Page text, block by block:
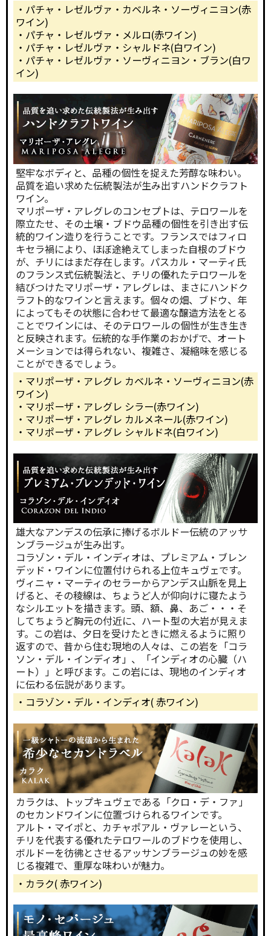
・パチャ・レゼルヴァ・カベルネ・ソーヴィニヨン(赤
ワイン)
・パチャ・レゼルヴァ・メルロ(赤ワイン)
・パチャ・レゼルヴァ・シャルドネ(白ワイン)
・パチャ・レゼルヴァ・ソーヴィニヨン・ブラン(白ワ
イン)
堅牢なボディと、品種の個性を捉えた芳醇な味わい。
品質を追い求めた伝統製法が生み出すハンドクラフト
ワイン。
マリポーザ・アレグレのコンセプトは、テロワールを
際立たせ、その土壌・ブドウ品種の個性を引き出す伝
統的ワイン造りを行うことです。フランスではフィロ
キセラ禍により、ほぼ途絶えてしまった自根のブドウ
が、チリにはまだ存在します。パスカル・マーティ氏
のフランス式伝統製法と、チリの優れたテロワールを
結びつけたマリポーザ・アレグレは、まさにハンドク
ラフト的なワインと言えます。個々の畑、ブドウ、年
によってもその状態に合わせて最適な醸造方法をとる
ことでワインには、そのテロワールの個性が生き生き
と反映されます。伝統的な手作業のおかげで、オート
メーションでは得られない、複雑さ、凝縮味を感じる
ことができるでしょう。
・マリポーザ・アレグレ カベルネ・ソーヴィニヨン(赤
ワイン)
・マリポーザ・アレグレ シラー(赤ワイン)
・マリポーザ・アレグレ カルメネール(赤ワイン)
・マリポーザ・アレグレ シャルドネ(白ワイン)
雄大なアンデスの伝承に捧げるボルドー伝統のアッサ
ンブラージュが生み出す。
コラゾン・デル・インディオは、プレミアム・ブレン
デッド・ワインに位置付けられる上位キュヴェです。
ヴィニャ・マーティのセラーからアンデス山脈を見上
げると、その稜線は、ちょうど人が仰向けに寝たよう
なシルエットを描きます。頭、額、鼻、あご・・・そ
してちょうど胸元の付近に、ハート型の大岩が見えま
す。この岩は、夕日を受けたときに燃えるように照り
返すので、昔から住む現地の人々は、この岩を「コラ
ソン・デル・インディオ」、「インディオの心臓（ハ
ート）」と呼びます。この岩には、現地のインディオ
に伝わる伝説があります。
・コラゾン・デル・インディオ( 赤ワイン)
カラクは、トップキュヴェである「クロ・デ・ファ」
のセカンドワインに位置づけられるワインです。
アルト・マイポと、カチャポアル・ヴァレーという、
チリを代表する優れたテロワールのブドウを使用し、
ボルドーを彷彿とさせるアッサンブラージュの妙を感
じる複雑で、重厚な味わいが魅力。
・カラク( 赤ワイン)